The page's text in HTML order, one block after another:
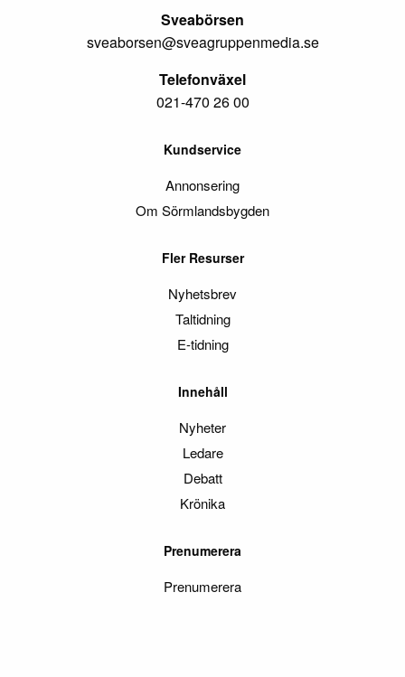
Sveabörsen
sveaborsen@sveagruppenmedia.se
Telefonväxel
021-470 26 00
Kundservice
Annonsering
Om Sörmlandsbygden
Fler Resurser
Nyhetsbrev
Taltidning
E-tidning
Innehåll
Nyheter
Ledare
Debatt
Krönika
Prenumerera
Prenumerera